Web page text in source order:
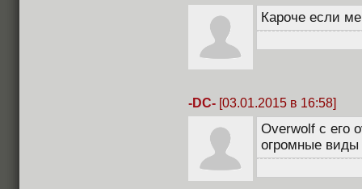
Кароче если
-DC- [03.01.2015 в 16:58]
Overwolf с его
огромные виды